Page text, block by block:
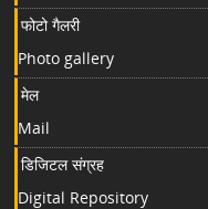
फोटो गैलरी
Photo gallery
मेल
Mail
डिजिटल संग्रह
Digital Repository